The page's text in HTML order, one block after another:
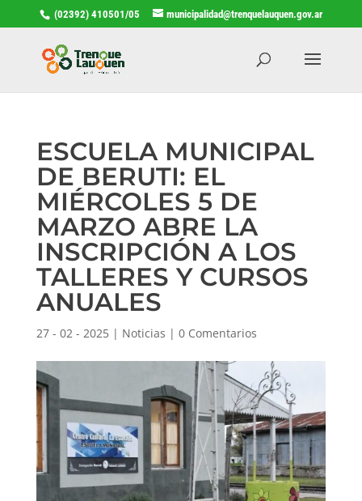
(02392) 410501/05 municipalidad@trenquelauquen.gov.ar
ESCUELA MUNICIPAL
DE BERUTI: EL
MIÉRCOLES 5 DE
MARZO ABRE LA
INSCRIPCIÓN A LOS
TALLERES Y CURSOS
ANUALES
27 - 02 - 2025| Noticias | 0 Comentarios